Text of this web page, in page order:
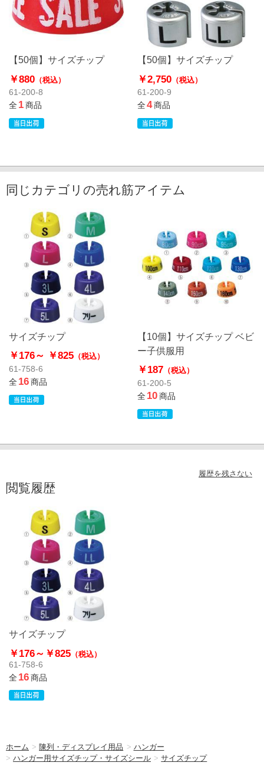
【50個】サイズチップ
￥880 （税込）
61-200-8
全1商品
【50個】サイズチップ
￥2,750（税込）
61-200-9
全4商品
同じカテゴリの売れ筋アイテム
サイズチップ
￥176～ ￥825 （税込）
61-758-6
全16商品
【10個】サイズチップ ベビ
ー子供服用
￥187（税込）
61-200-5
全10商品
履歴を残さない
閲覧履歴
サイズチップ
￥176～ ￥825 （税込）
61-758-6
全16商品
ホーム > 陳列・ディスプレイ用品 > ハンガー
> ハンガー用サイズチップ・サイズシール >サイズチップ